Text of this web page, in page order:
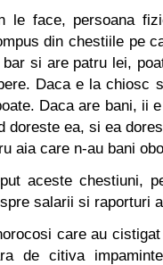
le face, persoana
din chestiile pe
si are patru lei,
Daca e la chiosc
Daca are bani, ii
doreste ea, si ea
aia care n-au bani
aceste chestiuni,
salarii si raporturi
care au
de citiva